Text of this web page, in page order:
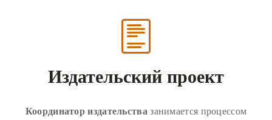
Издательский проект
Координатор издательствазанимается процессом